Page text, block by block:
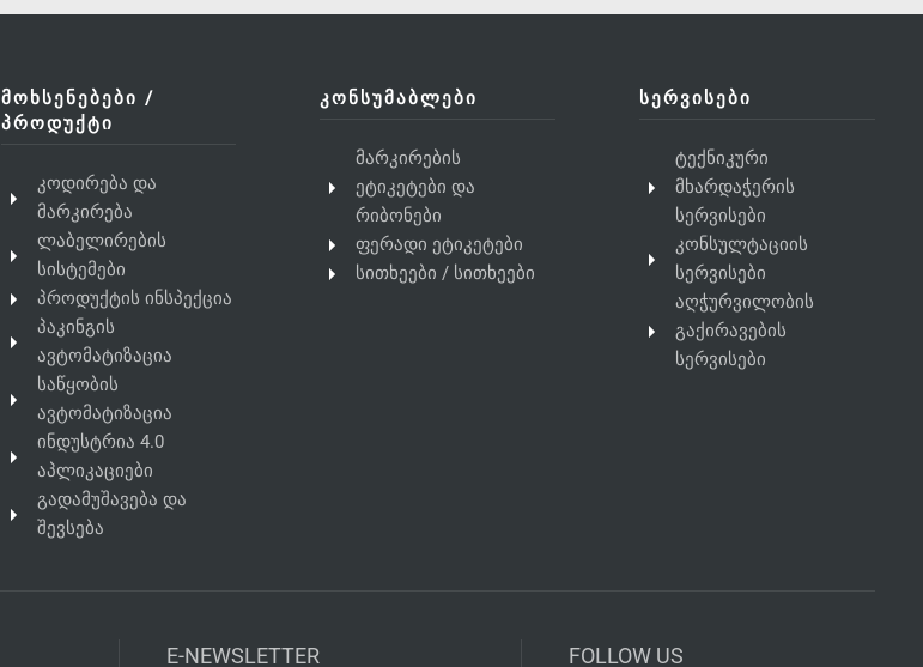
ᲛᲝᲮᲡᲔᲜᲔᲑᲔᲑᲘ /
ᲞᲠᲝᲓᲣᲥᲢᲘ
კოდირება და
მარკირება
ლაბელირების
სისტემები
პროდუქტის ინსპექცია
პაკინგის
ავტომატიზაცია
საწყობის
ავტომატიზაცია
ინდუსტრია 4.0
აპლიკაციები
გადამუშავება და
შევსება
ᲙᲝᲜᲡᲣᲛᲐᲑᲚᲔᲑᲘ
მარკირების
ეტიკეტები და
რიბონები
ფერადი ეტიკეტები
სითხეები / სითხეები
ᲡᲔᲠᲕᲘᲡᲔᲑᲘ
ტექნიკური
მხარდაჭერის
სერვისები
კონსულტაციის
სერვისები
აღჭურვილობის
გაქირავების
სერვისები
E-NEWSLETTER FOLLOW US